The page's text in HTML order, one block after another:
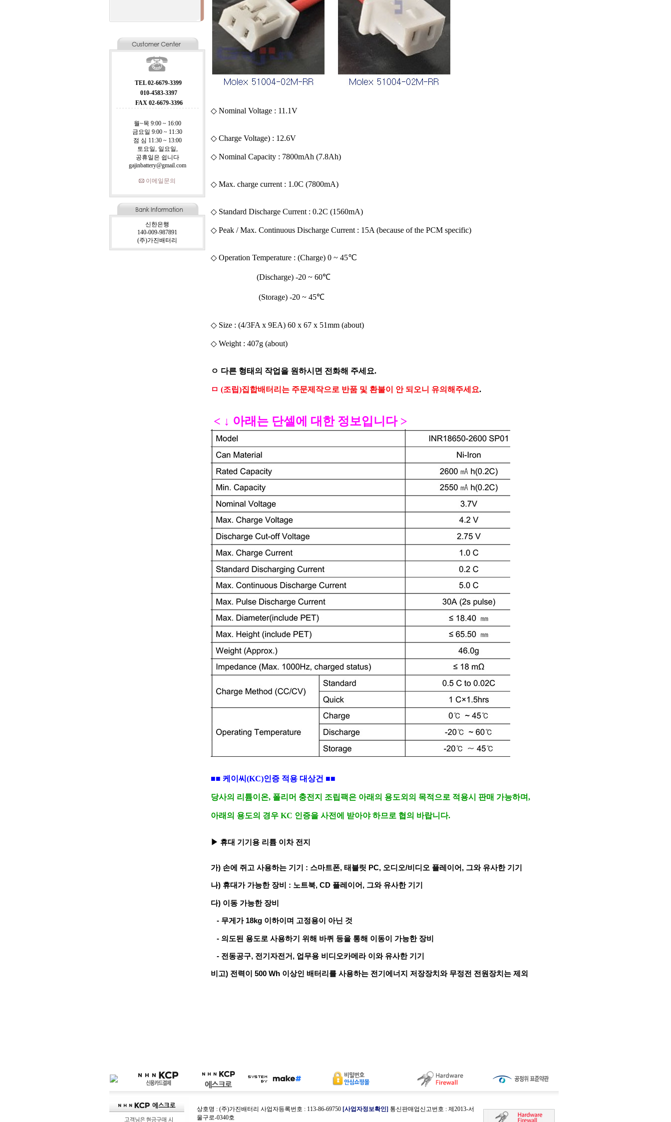
TEL 02-6679-3399
010-4583-3397
FAX 02-6679-3396
월~목 9:00 ~ 16:00
금요일 9:00 ~ 11:30
점 심 11:30 ~ 13:00
토요일, 일요일,
공휴일은 쉽니다
gajinbattery@gmail.com
이메일문의
신한은행
140-009-987891
(주)가진배터리
◇ Nominal Voltage : 11.1V
◇ Charge Voltage) : 12.6V
◇ Nominal Capacity : 7800mAh (7.8Ah)
◇ Max. charge current : 1.0C (7800mA)
◇ Standard Discharge Current : 0.2C (1560mA)
◇ Peak / Max. Continuous Discharge Current : 15A (because of the PCM specific)
◇ Operation Temperature : (Charge) 0 ~ 45℃
(Discharge) -20 ~ 60℃
(Storage) -20 ~ 45℃
◇ Size : (4/3FA x 9EA) 60 x 67 x 51mm (about)
◇ Weight : 407g (about)
ㅇ 다른 형태의 작업을 원하시면 전화해 주세요.
ㅁ (조립)집합배터리는 주문제작으로 반품 및 환불이 안 되오니 유의해주세요.
< ↓ 아래는 단셀에 대한 정보입니다 >
■■ 케이씨(KC)인증 적용 대상건 ■■
당사의 리튬이온, 폴리머 충전지 조립팩은 아래의 용도외의 목적으로 적용시 판매 가능하며,
아래의 용도의 경우 KC 인증을 사전에 받아야 하므로 협의 바랍니다.
▶ 휴대 기기용 리튬 이차 전지
가) 손에 쥐고 사용하는 기기 : 스마트폰, 태블릿 PC, 오디오/비디오 플레이어, 그와 유사한 기기
나) 휴대가 가능한 장비 : 노트북, CD 플레이어, 그와 유사한 기기
다) 이동 가능한 장비
- 무게가 18kg 이하이며 고정용이 아닌 것
- 의도된 용도로 사용하기 위해 바퀴 등을 통해 이동이 가능한 장비
- 전동공구, 전기자전거, 업무용 비디오카메라 이와 유사한 기기
비고) 전력이 500 Wh 이상인 배터리를 사용하는 전기에너지 저장장치와 무정전 전원장치는 제외
상호명 : (주)가진배터리 사업자등록번호 : 113-86-69750 [사업자정보확인] 통신판매업신고번호 : 제2013-서
울구로-0340호